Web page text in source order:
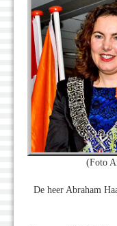
(Foto
De heer Abraham